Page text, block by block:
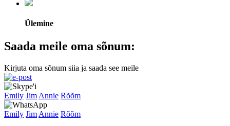
Ülemine
Saada meile oma sõnum:
Kirjuta oma sõnum siia ja saada see meile
Emily Jim Annie Rõõm
Emily Jim Annie Rõõm